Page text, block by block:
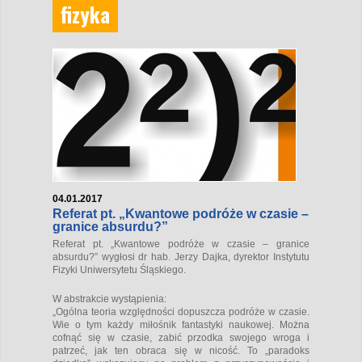
fizyka
04.01.2017
Referat pt. „Kwantowe podróże w czasie –
granice absurdu?”
Referat pt. „Kwantowe podróże w czasie – granice
absurdu?” wygłosi dr hab. Jerzy Dajka, dyrektor Instytutu
Fizyki Uniwersytetu Śląskiego.
W abstrakcie wystąpienia:
„Ogólna teoria względności dopuszcza podróże w czasie.
Wie o tym każdy miłośnik fantastyki naukowej. Można
cofnąć się w czasie, zabić przodka swojego wroga i
patrzeć, jak ten obraca się w nicość. To „paradoks